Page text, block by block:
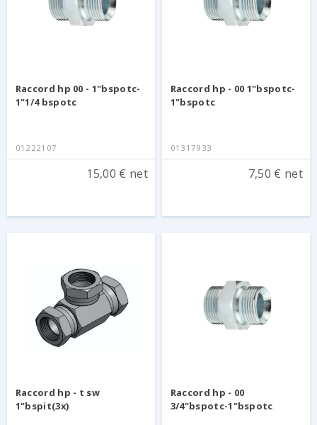
Raccord hp 00 - 1"bspotc-
1"1/4 bspotc
01222107
15,00 € net
Raccord hp - 00 1"bspotc-
1"bspotc
01317933
7,50 € net
Raccord hp - t sw
1"bspit(3x)
Raccord hp - 00
3/4"bspotc-1"bspotc